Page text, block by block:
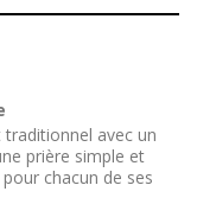
avec un
prière simple et
chacun de ses